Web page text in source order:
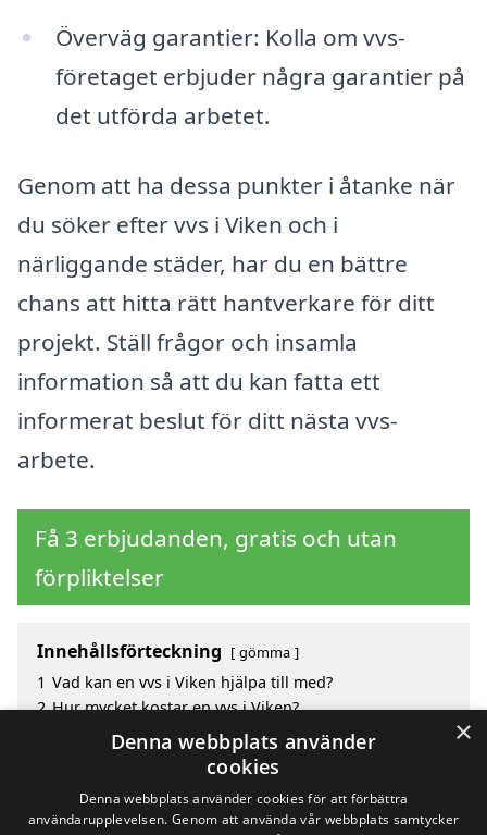
Överväg garantier: Kolla om vvs-
företaget erbjuder några garantier på
det utförda arbetet.
Genom att ha dessa punkter i åtanke när
du söker efter vvs i Viken och i
närliggande städer, har du en bättre
chans att hitta rätt hantverkare för ditt
projekt. Ställ frågor och insamla
information så att du kan fatta ett
informerat beslut för ditt nästa vvs-
arbete.
Få 3 erbjudanden, gratis och utan
förpliktelser
Innehållsförteckning gömma
1 Vad kan en vvs i Viken hjälpa till med?
2 Hur mycket kostar en vvs i Viken?
Fördelar med att välja vvs i Viken
Sök efter en skicklig vvs i de omgivande städerna
×
Denna webbplats använder
cookies
Denna webbplats använder cookies för att förbättra
användarupplevelsen. Genom att använda vår webbplats samtycker